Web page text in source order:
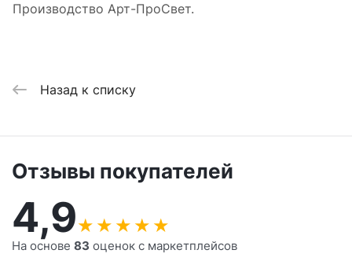
Производство Арт-ПроСвет.
Назад к списку
Отзывы покупателей
4,9★ ★ ★ ★ ★
На основе 83 оценок с маркетплейсов